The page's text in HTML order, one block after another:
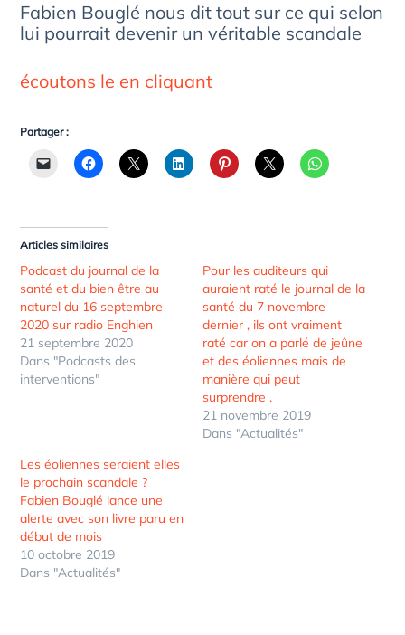
Fabien Bouglé nous dit tout sur ce qui selon
lui pourrait devenir un véritable scandale
écoutons le en cliquant
Partager :
Articles similaires
Podcast du journal de la
santé et du bien être au
naturel du 16 septembre
2020 sur radio Enghien
21 septembre 2020
Dans "Podcasts des
interventions"
Pour les auditeurs qui
auraient raté le journal de la
santé du 7 novembre
dernier , ils ont vraiment
raté car on a parlé de jeûne
et des éoliennes mais de
manière qui peut
surprendre .
21 novembre 2019
Dans "Actualités"
Les éoliennes seraient elles
le prochain scandale ?
Fabien Bouglé lance une
alerte avec son livre paru en
début de mois
10 octobre 2019
Dans "Actualités"